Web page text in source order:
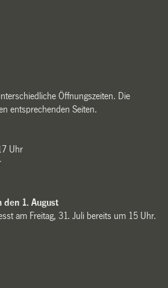
Öffnungszeiten. Die
entsprechenden Seiten.
Uhr
den 1. August
am Freitag, 31. Juli bereits um 15 Uhr.